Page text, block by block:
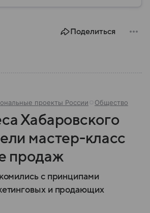
Поделиться
проекты России Общество
Хабаровского
мастер-класс
продаж
с принципами
и продающих